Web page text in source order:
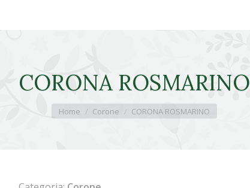
CORONA ROSMARINO
Tu sei qui:
Home Corone CORONA ROSMARINO